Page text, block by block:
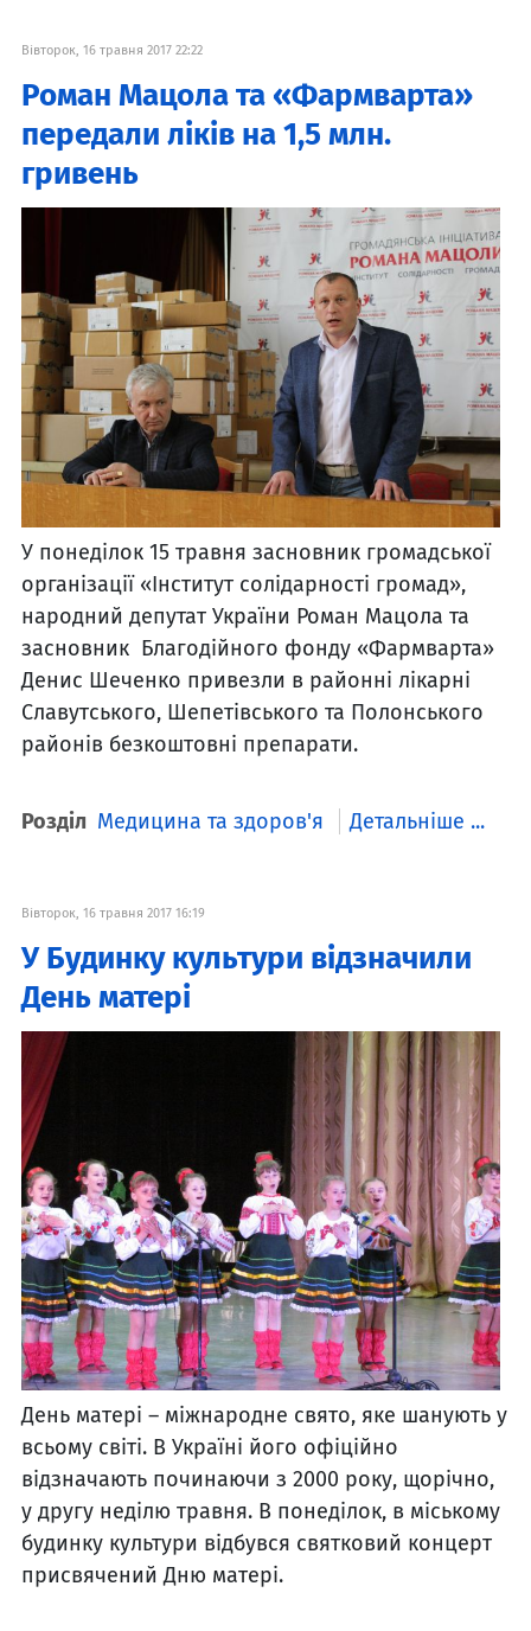
Вівторок, 16 травня 2017 22:22
Роман Мацола та «Фармварта»
передали ліків на 1,5 млн.
гривень
У понеділок 15 травня засновник громадської
організації «Інститут солідарності громад»,
народний депутат України Роман Мацола та
засновник Благодійного фонду «Фармварта»
Денис Шеченко привезли в районні лікарні
Славутського, Шепетівського та Полонського
районів безкоштовні препарати.
Розділ Медицина та здоров'я Детальніше ...
Вівторок, 16 травня 2017 16:19
У Будинку культури відзначили
День матері
День матері – міжнародне свято, яке шанують у
всьому світі. В Україні його офіційно
відзначають починаючи з 2000 року, щорічно,
у другу неділю травня. В понеділок, в міському
будинку культури відбувся святковий концерт
присвячений Дню матері.